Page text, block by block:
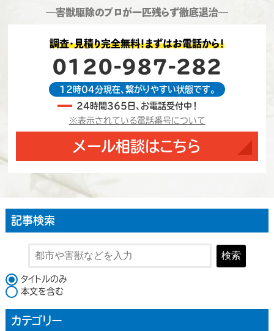
―害獣駆除のプロが一匹残らず徹底退治―
調査・見積り完全無料！まずはお電話から！
0120-987-282
12時04分現在、繋がりやすい状態です。
24時間365日、お電話受付中！
※表示されている電話番号について
メール相談はこちら
記事検索
検索
検索対象
タイトルのみ
本文を含む
カテゴリー